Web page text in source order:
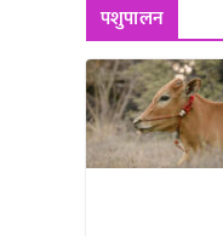
पशुपालन